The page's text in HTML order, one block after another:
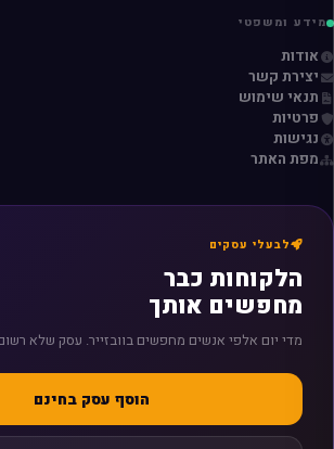
מידע ומשפטי
אודות
יצירת קשר
תנאי שימוש
פרטיות
נגישות
מפת האתר
לבעלי עסקים
הלקוחות כבר
מחפשים אותך
מדי יום אלפי אנשים מחפשים בוובזייר. עסק שלא
הוסף עסק בחינם